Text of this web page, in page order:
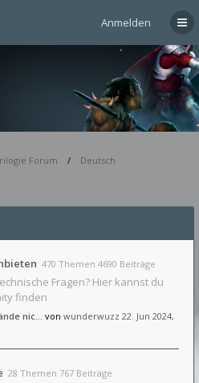
Anmelden
Forum
Deutsch
470 Themen 4690 Beiträge
Fragen? Hier kannst du
finden
nic… von wunderwuzz 22. Jun 2024,
28 Themen 767 Beiträge